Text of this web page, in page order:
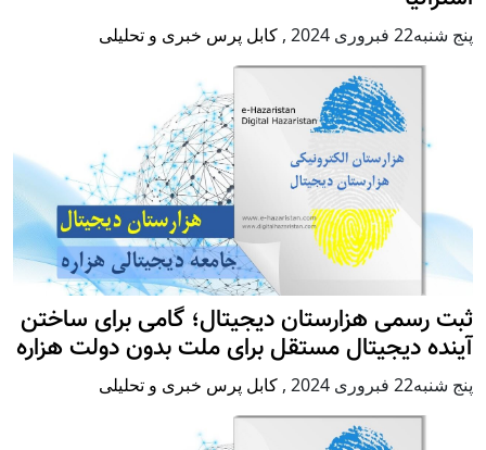
پنج شنبه22 فبروری 2024 , کابل پرس خبری و تحلیلی
ثبت رسمی هزارستان دیجیتال؛ گامی برای ساختن
آینده دیجیتال مستقل برای ملت بدون دولت هزاره
پنج شنبه22 فبروری 2024 , کابل پرس خبری و تحلیلی